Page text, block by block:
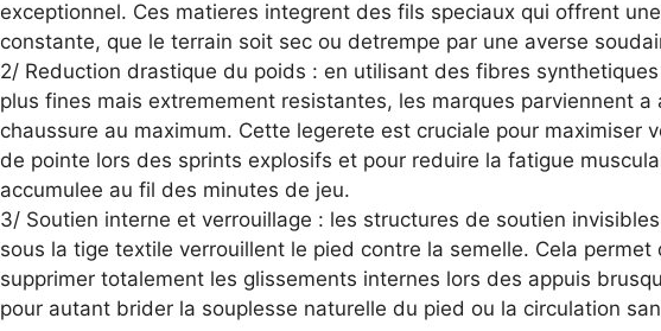
exceptionnel. Ces matieres integrent des fils speciaux qui offrent
constante, que le terrain soit sec ou detrempe par une averse
2/ Reduction drastique du poids : en utilisant des fibres
plus fines mais extremement resistantes, les marques parviennent a
chaussure au maximum. Cette legerete est cruciale pour maximiser
de pointe lors des sprints explosifs et pour reduire la fatigue
accumulee au fil des minutes de jeu.
3/ Soutien interne et verrouillage : les structures de soutien
sous la tige textile verrouillent le pied contre la semelle. Cela permet
supprimer totalement les glissements internes lors des appuis
pour autant brider la souplesse naturelle du pied ou la circulation